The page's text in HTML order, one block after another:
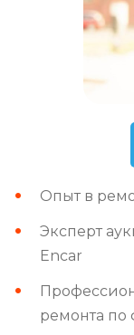
Опыт в
Эксперт
Encar
ремонта по